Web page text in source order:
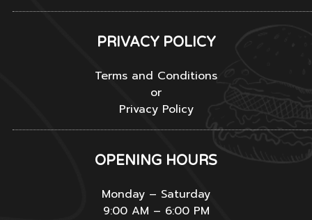
PRIVACY POLICY
Terms and Conditions
or
Privacy Policy
OPENING HOURS
Monday – Saturday
9:00 AM – 6:00 PM